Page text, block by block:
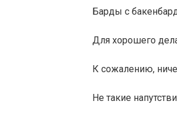
Барды с
Для хорошего
К сожалению,
Не такие